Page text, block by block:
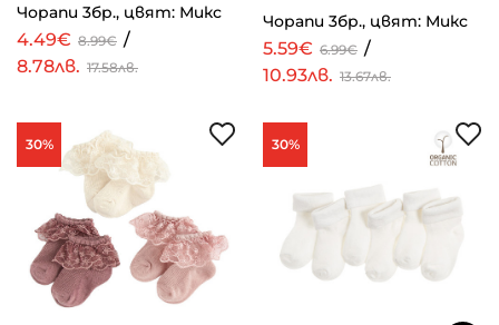
Чорапи 3бр., цвят: Микс
4.49€ 8.99€ /
8.78лв. 17.58лв.
Чорапи 3бр., цвят: Микс
5.59€ 6.99€ /
10.93лв. 13.67лв.
30% 30%